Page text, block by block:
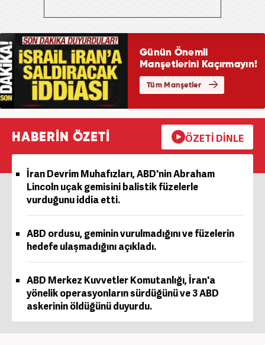
HABERİN ÖZETİ ÖZETİ DİNLE
İran Devrim Muhafızları, ABD'nin Abraham
Lincoln uçak gemisini balistik füzelerle
vurduğunu iddia etti.
ABD ordusu, geminin vurulmadığını ve füzelerin
hedefe ulaşmadığını açıkladı.
ABD Merkez Kuvvetler Komutanlığı, İran'a
yönelik operasyonların sürdüğünü ve 3 ABD
askerinin öldüğünü duyurdu.